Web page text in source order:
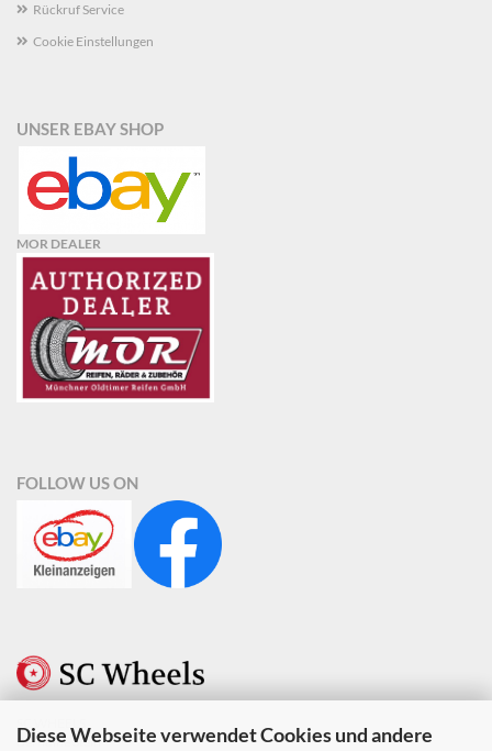
Diese Webseite verwendet Cookies und andere
Rückruf Service
Cookie Einstellungen
UNSER EBAY SHOP
MOR DEALER
FOLLOW US ON
Berndine Stein